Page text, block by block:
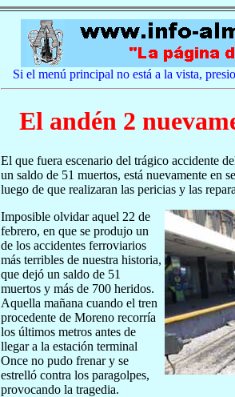
Si el menú principal no está a la vista,
El andén 2
El que fuera escenario del trágico accidente
un saldo de 51 muertos, está nuevamente en
luego de que realizaran las pericias y las
Imposible olvidar aquel 22 de
febrero, en que se produjo un
de los accidentes ferroviarios
más terribles de nuestra historia,
que dejó un saldo de 51
muertos y más de 700 heridos.
Aquella mañana cuando el tren
procedente de Moreno recorría
los últimos metros antes de
llegar a la estación terminal
Once no pudo frenar y se
estrelló contra los paragolpes,
provocando la tragedia.